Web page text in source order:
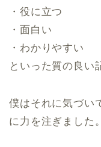
・役に立つ
・面白い
・わかりやすい
といった質の良い
僕はそれに気づい
に力を注ぎました。